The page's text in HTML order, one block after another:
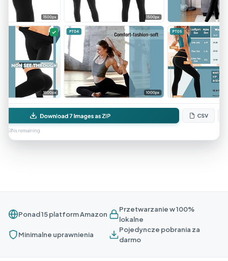
Ponad 15 platform Amazon
Przetwarzanie w 100%
lokalne
Minimalne uprawnienia
Pojedyncze pobrania za
darmo